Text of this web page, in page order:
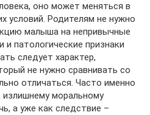
оно может меняться в
условий. Родителям не нужно
малыша на непривычные
и патологические признаки
следует характер,
не нужно сравнивать со
отличаться. Часто именно
излишнему моральному
а уже как следствие –